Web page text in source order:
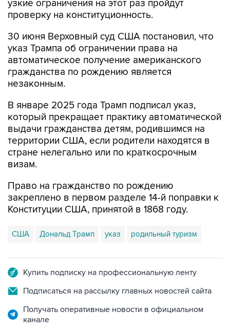
30 июня Верховный суд США постановил, что
автоматическое получение американского
гражданства по рождению является
незаконным.
В январе 2025 года Трамп подписал указ,
выдачи гражданства детям, родившимся на
территории США, если родители находятся в
стране нелегально или по краткосрочным
визам.
Право на гражданство по рождению
Конституции США, принятой в 1868 году.
США Дональд Трамп указ родильный туризм
Подписаться на рассылку главных новостей сайта
Получать оперативные новости в официальном